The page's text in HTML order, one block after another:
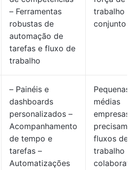
– Ferramentas
robustas de
automação de
tarefas e fluxo de
trabalho
trabalho
conjunto
– Painéis e
dashboards
personalizados –
Acompanhamento
de tempo e
tarefas –
Automatizações
Pequenas e
médias
empresas
precisam
fluxos de
trabalho